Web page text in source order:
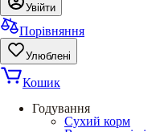
Увійти
Порівняння
Улюблені
Кошик
Годування
Сухий корм